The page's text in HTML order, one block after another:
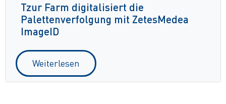
Tzur Farm digitalisiert die
Palettenverfolgung mit ZetesMedea
ImageID
Weiterlesen